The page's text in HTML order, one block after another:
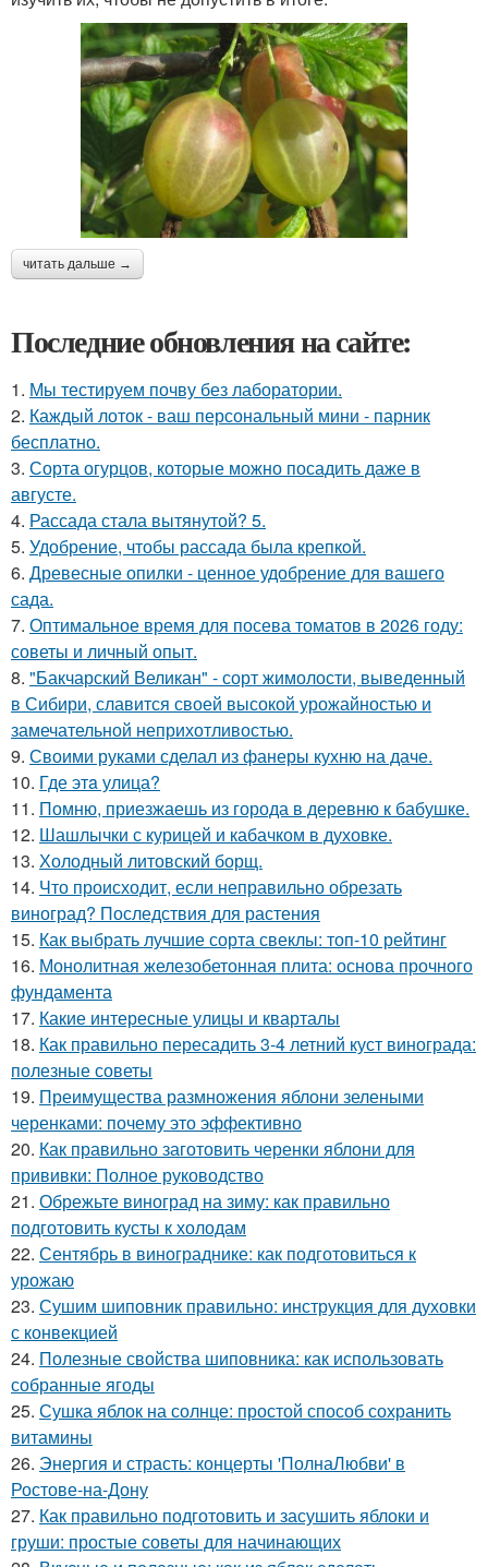
читать дальше →
Последние обновления на сайте:
1. Мы тестируем почву без лаборатории.
2. Каждый лоток - ваш персональный мини - парник
бесплатно.
3. Сорта огурцов, которые можно посадить даже в
августе.
4. Рассада стала вытянутой? 5.
5. Удобрение, чтобы рассада была крепкoй.
6. Древесные опилки - ценное удобрение для вашего
сада.
7. Оптимальное время для посева томатов в 2026 году:
советы и личный опыт.
8. "Бакчарский Великан" - сорт жимолости, выведенный
в Сибири, славится своей высокой урожайностью и
замечательной неприхотливостью.
9. Своими руками сделал из фанеры кухню на даче.
10. Где этa улица?
11. Помню, приезжаешь из города в деревню к бабушке.
12. Шашлычки с курицей и кабачком в духовке.
13. Холодный литовский борщ.
14. Что происходит, если неправильно обрезать
виноград? Последствия для растения
15. Как выбрать лучшие сорта свеклы: топ-10 рейтинг
16. Монолитная железобетонная плита: основа прочного
фундамента
17. Какие интересные улицы и кварталы
18. Как правильно пересадить 3-4 летний куст винограда:
полезные советы
19. Преимущества размножения яблони зелеными
черенками: почему это эффективно
20. Как правильно заготовить черенки яблони для
прививки: Полное руководство
21. Обрежьте виноград на зиму: как правильно
подготовить кусты к холодам
22. Сентябрь в винограднике: как подготовиться к
урожаю
23. Сушим шиповник правильно: инструкция для духовки
с конвекцией
24. Полезные свойства шиповника: как использовать
собранные ягоды
25. Сушка яблок на солнце: простой способ сохранить
витамины
26. Энергия и страсть: концерты 'ПолнаЛюбви' в
Ростове-на-Дону
27. Как правильно подготовить и засушить яблоки и
груши: простые советы для начинающих